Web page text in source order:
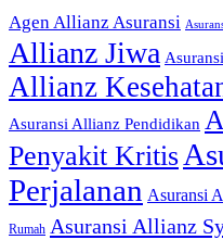
Agen Allianz Asuransi
Allianz Jiwa
Allianz
Asuransi Allianz Pendidikan
Penyakit Kritis
Perjalanan Asuransi
Rumah Asuransi Allianz